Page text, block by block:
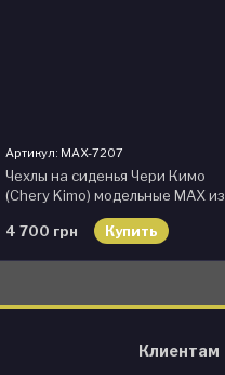
Артикул: MAX-7207
Чехлы на сиденья Чери Кимо
(Chery Kimo) модельные MAX из
экокожи Черно-зеленый
4 700 грн
Купить
Клиентам